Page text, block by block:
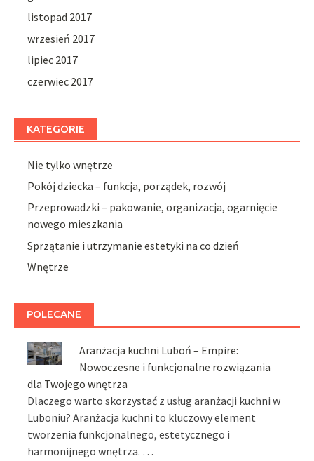
listopad 2017
wrzesień 2017
lipiec 2017
czerwiec 2017
KATEGORIE
Nie tylko wnętrze
Pokój dziecka – funkcja, porządek, rozwój
Przeprowadzki – pakowanie, organizacja, ogarnięcie
nowego mieszkania
Sprzątanie i utrzymanie estetyki na co dzień
Wnętrze
POLECANE
Aranżacja kuchni Luboń – Empire:
Nowoczesne i funkcjonalne rozwiązania
dla Twojego wnętrza
Dlaczego warto skorzystać z usług aranżacji kuchni w
Luboniu? Aranżacja kuchni to kluczowy element
tworzenia funkcjonalnego, estetycznego i
harmonijnego wnętrza. …